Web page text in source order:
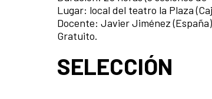
Lugar: local del teatro la Plaza
Docente: Javier Jiménez
Gratuito.
SELECCIÓN